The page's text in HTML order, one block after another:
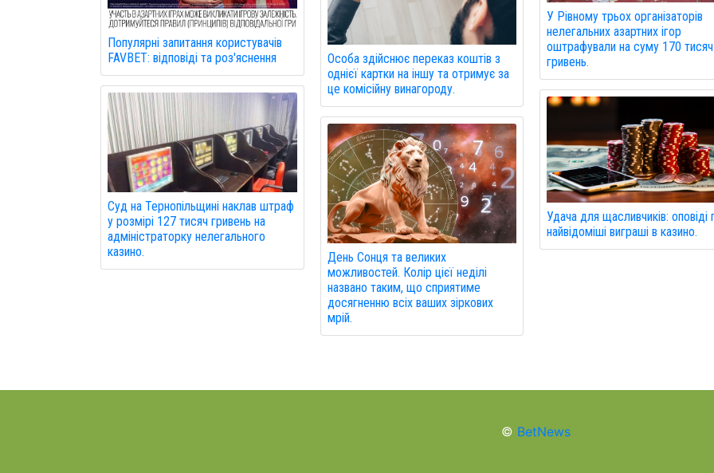
Популярні запитання користувачів
FAVBET: відповіді та роз'яснення
Суд на Тернопільщині наклав штраф
у розмірі 127 тисяч гривень на
адміністраторку нелегального
казино.
Особа здійснює переказ коштів з
однієї картки на іншу та отримує за
це комісійну винагороду.
День Сонця та великих
можливостей. Колір цієї неділі
названо таким, що сприятиме
досягненню всіх ваших зіркових
мрій.
У Рівному трьох організаторів
нелегальних азартних ігор
оштрафували на суму 170 тисяч
гривень.
Удача для щасливчиків: оповіді
найвідоміші виграші в казино.
© BetNews